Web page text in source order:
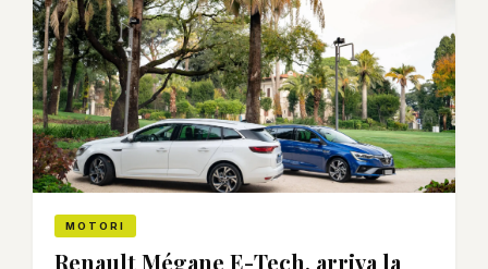
MOTORI
Renault Mégane E-Tech, arriva la